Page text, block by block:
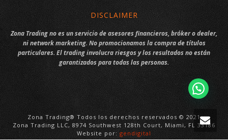
DISCLAIMER
Zona Trading no es un servicio de asesores financieros, bróker o dealer,
ni network marketing. No promocionamos la compra de títulos
particulares. El trading involucra riesgos y los resultados no están
garantizados para todas las personas.
Zona Trading® Todos los derechos reservados © 2021
Zona Trading LLC, 8974 Southwest 128th Court, Miami, FL 33186
Website por:gendigital